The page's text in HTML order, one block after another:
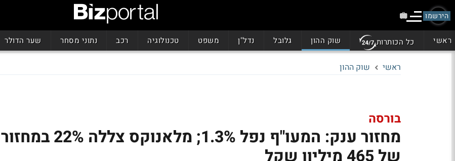
הירשמו
ראשי כל הכותרות שוק ההון גלובל נדל"ן משפט טכנולוגיה רכב נתוני מסחר שער הדולר
ראשי שוק ההון
בורסה
מחזור ענק: המעו"ף נפל 1.3%; מלאנוקס צללה 22% במחזור
של 465 מיליון שקל